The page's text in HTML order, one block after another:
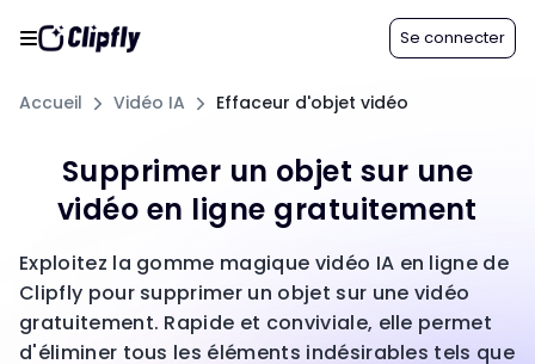
Se connecter
Accueil Vidéo IA Effaceur d'objet vidéo
Supprimer un objet sur une
vidéo en ligne gratuitement
Exploitez la gomme magique vidéo IA en ligne de
Clipfly pour supprimer un objet sur une vidéo
gratuitement. Rapide et conviviale, elle permet
d'éliminer tous les éléments indésirables tels que